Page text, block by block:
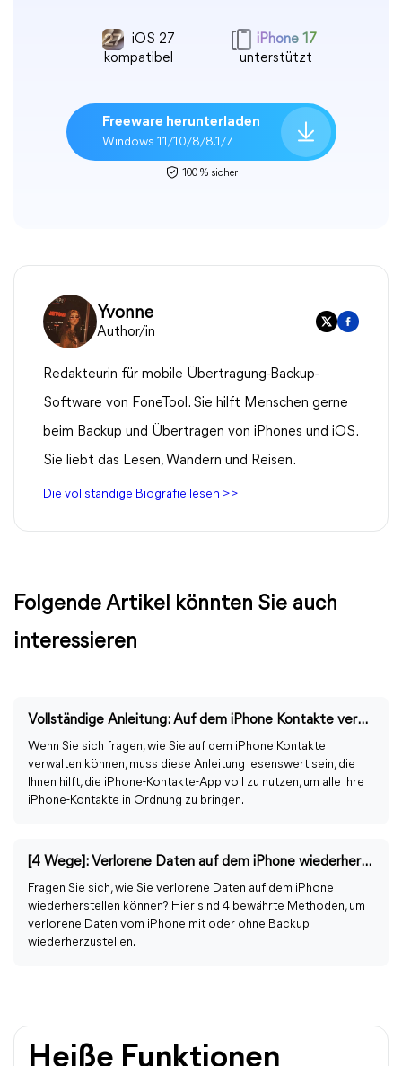
iOS 27
kompatibel
iPhone 17
unterstützt
Freeware herunterladen
Windows 11/10/8/8.1/7
100 % sicher
Yvonne
Author/in
Redakteurin für mobile Übertragung-Backup-
Software von FoneTool. Sie hilft Menschen gerne
beim Backup und Übertragen von iPhones und iOS.
Sie liebt das Lesen, Wandern und Reisen.
Die vollständige Biografie lesen >>
Folgende Artikel könnten Sie auch
interessieren
Vollständige Anleitung: Auf dem iPhone Kontakte verwalten
Wenn Sie sich fragen, wie Sie auf dem iPhone Kontakte
verwalten können, muss diese Anleitung lesenswert sein, die
Ihnen hilft, die iPhone-Kontakte-App voll zu nutzen, um alle Ihre
iPhone-Kontakte in Ordnung zu bringen.
[4 Wege]: Verlorene Daten auf dem iPhone wiederherstellen
Fragen Sie sich, wie Sie verlorene Daten auf dem iPhone
wiederherstellen können? Hier sind 4 bewährte Methoden, um
verlorene Daten vom iPhone mit oder ohne Backup
wiederherzustellen.
Heiße Funktionen